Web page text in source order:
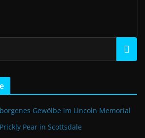
Gewölbe im Lincoln Memorial
Pear in Scottsdale